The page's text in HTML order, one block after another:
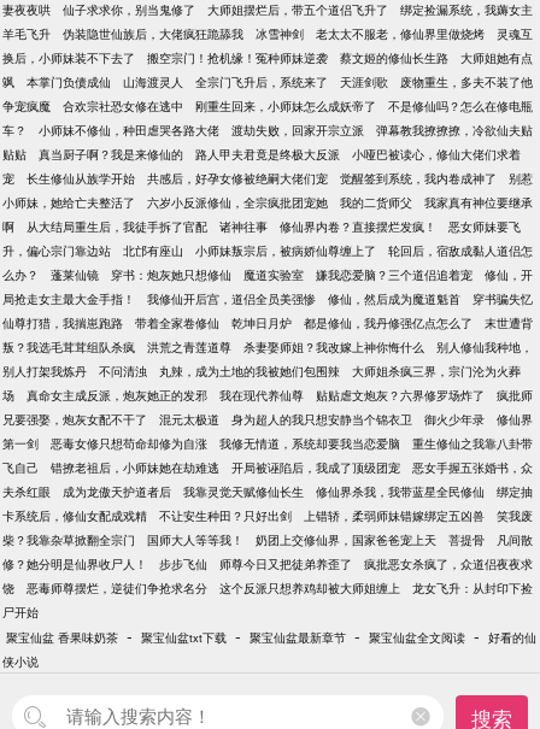
妻夜夜哄
仙子求求你，别当鬼修了 大师姐摆烂后，带五个道侣飞升了
绑定捡漏系统，我薅女主
羊毛飞升
伪装隐世仙族后，大佬疯狂跪舔我 冰雪神剑 老太太不服老，修仙界里做烧烤
灵魂互
换后，小师妹装不下去了
搬空宗门！抢机缘！冤种师妹逆袭 蔡文姬的修仙长生路
大师姐她有点
飒
本掌门负债成仙 山海渡灵人 全宗门飞升后，系统来了 天涯剑歌
废物重生，多夫不装了他
争宠疯魔
合欢宗社恐女修在逃中 刚重生回来，小师妹怎么成妖帝了
不是修仙吗？怎么在修电瓶
车？
小师妹不修仙，种田虐哭各路大佬 渡劫失败，回家开宗立派
弹幕教我撩撩撩，冷欲仙夫贴
贴贴
真当厨子啊？我是来修仙的 路人甲夫君竟是终极大反派
小哑巴被读心，修仙大佬们求着
宠
长生修仙从族学开始 共感后，好孕女修被绝嗣大佬们宠 觉醒签到系统，我内卷成神了
别惹
小师妹，她给亡夫整活了
六岁小反派修仙，全宗疯批团宠她 我的二货师父
我家真有神位要继承
啊
从大结局重生后，我徒手拆了官配 诸神往事 修仙界内卷？直接摆烂发疯！
恶女师妹要飞
升，偏心宗门靠边站
北邙有座山 小师妹叛宗后，被病娇仙尊缠上了
轮回后，宿敌成黏人道侣怎
么办？
蓬莱仙镜 穿书：炮灰她只想修仙 魔道实验室 嫌我恋爱脑？三个道侣追着宠
修仙，开
局抢走女主最大金手指！
我修仙开后宫，道侣全员美强惨 修仙，然后成为魔道魁首
穿书骗失忆
仙尊打猎，我揣崽跑路
带着全家卷修仙 乾坤日月炉 都是修仙，我丹修强亿点怎么了
末世遭背
叛？我选毛茸茸组队杀疯
洪荒之青莲道尊 杀妻娶师姐？我改嫁上神你悔什么
别人修仙我种地，
别人打架我炼丹
不问清浊 丸辣，成为土地的我被她们包围辣
大师姐杀疯三界，宗门沦为火葬
场
真命女主成反派，炮灰她正的发邪 我在现代养仙尊 贴贴虐文炮灰？六界修罗场炸了
疯批师
兄要强娶，炮灰女配不干了
混元太极道 身为超人的我只想安静当个锦衣卫 御火少年录
修仙界
第一剑
恶毒女修只想苟命却修为自涨 我修无情道，系统却要我当恋爱脑
重生修仙之我靠八卦带
飞自己
错撩老祖后，小师妹她在劫难逃 开局被诬陷后，我成了顶级团宠
恶女手握五张婚书，众
夫杀红眼
成为龙傲天护道者后 我靠灵觉天赋修仙长生 修仙界杀我，我带蓝星全民修仙
绑定抽
卡系统后，修仙女配成戏精
不让安生种田？只好出剑 上错轿，柔弱师妹错嫁绑定五凶兽
笑我废
柴？我靠杂草掀翻全宗门
国师大人等等我！ 奶团上交修仙界，国家爸爸宠上天 菩提骨
凡间散
修？她分明是仙界收尸人！
步步飞仙 师尊今日又把徒弟养歪了
疯批恶女杀疯了，众道侣夜夜求
饶
恶毒师尊摆烂，逆徒们争抢求名分 这个反派只想养鸡却被大师姐缠上
龙女飞升：从封印下捡
尸开始
聚宝仙盆 香果味奶茶 - 聚宝仙盆txt下载 - 聚宝仙盆最新章节 - 聚宝仙盆全文阅读 - 好看的仙
侠小说
搜索